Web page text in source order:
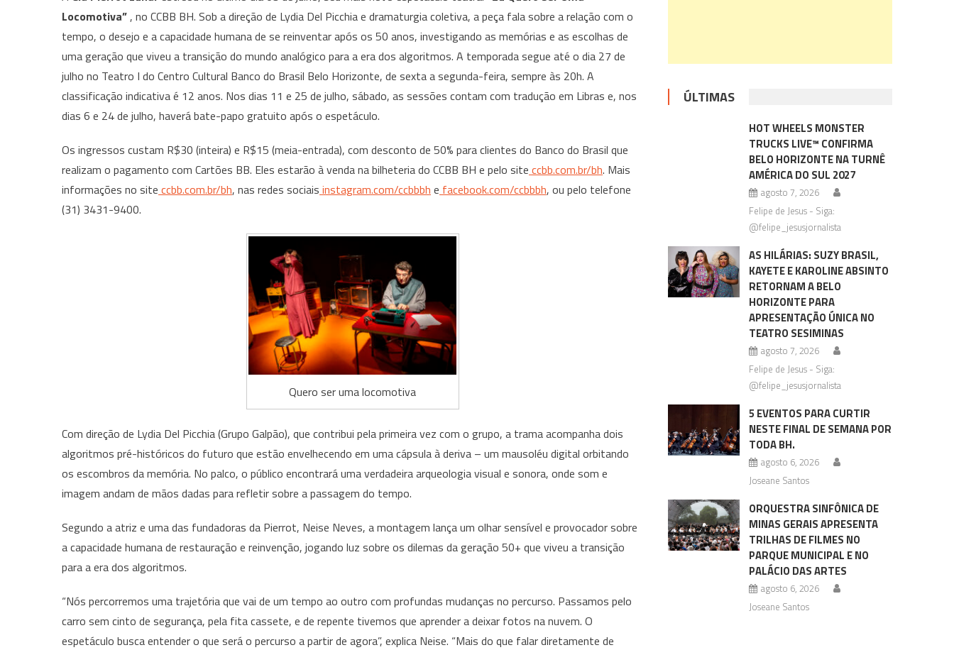
Lunar
estreia
espetáculo
teatral
“Eu
ser
”
no
BH
Locomotiva” , no CCBB BH. Sob a direção de Lydia Del Picchia e dramaturgia coletiva, a peça fala sobre a relação com o
tempo, o desejo e a capacidade humana de se reinventar após os 50 anos, investigando as memórias e as escolhas de
uma geração que viveu a transição do mundo analógico para a era dos algoritmos. A temporada segue até o dia 27 de
julho no Teatro I do Centro Cultural Banco do Brasil Belo Horizonte, de sexta a segunda-feira, sempre às 20h. A
classificação indicativa é 12 anos. Nos dias 11 e 25 de julho, sábado, as sessões contam com tradução em Libras e, nos
dias 6 e 24 de julho, haverá bate-papo gratuito após o espetáculo.
Os ingressos custam R$30 (inteira) e R$15 (meia-entrada), com desconto de 50% para clientes do Banco do Brasil que
realizam o pagamento com Cartões BB. Eles estarão à venda na bilheteria do CCBB BH e pelo site ccbb.com.br/bh. Mais
informações no site ccbb.com.br/bh, nas redes sociais instagram.com/ccbbbh e facebook.com/ccbbbh, ou pelo telefone
(31) 3431-9400.
Quero ser uma locomotiva
Com direção de Lydia Del Picchia (Grupo Galpão), que contribui pela primeira vez com o grupo, a trama acompanha dois
algoritmos pré-históricos do futuro que estão envelhecendo em uma cápsula à deriva – um mausoléu digital orbitando
os escombros da memória. No palco, o público encontrará uma verdadeira arqueologia visual e sonora, onde som e
imagem andam de mãos dadas para refletir sobre a passagem do tempo.
Segundo a atriz e uma das fundadoras da Pierrot, Neise Neves, a montagem lança um olhar sensível e provocador sobre
a capacidade humana de restauração e reinvenção, jogando luz sobre os dilemas da geração 50+ que viveu a transição
para a era dos algoritmos.
“Nós percorremos uma trajetória que vai de um tempo ao outro com profundas mudanças no percurso. Passamos pelo
carro sem cinto de segurança, pela fita cassete, e de repente tivemos que aprender a deixar fotos na nuvem. O
espetáculo busca entender o que será o percurso a partir de agora”, explica Neise. “Mais do que falar diretamente de
ÚLTIMAS
HOT WHEELS MONSTER
TRUCKS LIVE™ CONFIRMA
BELO HORIZONTE NA TURNÊ
AMÉRICA DO SUL 2027
agosto 7, 2026
Felipe de Jesus - Siga:
@felipe_jesusjornalista
AS HILÁRIAS: SUZY BRASIL,
KAYETE E KAROLINE ABSINTO
RETORNAM A BELO
HORIZONTE PARA
APRESENTAÇÃO ÚNICA NO
TEATRO SESIMINAS
agosto 7, 2026
Felipe de Jesus - Siga:
@felipe_jesusjornalista
5 EVENTOS PARA CURTIR
NESTE FINAL DE SEMANA POR
TODA BH.
agosto 6, 2026
Joseane Santos
ORQUESTRA SINFÔNICA DE
MINAS GERAIS APRESENTA
TRILHAS DE FILMES NO
PARQUE MUNICIPAL E NO
PALÁCIO DAS ARTES
agosto 6, 2026
Joseane Santos